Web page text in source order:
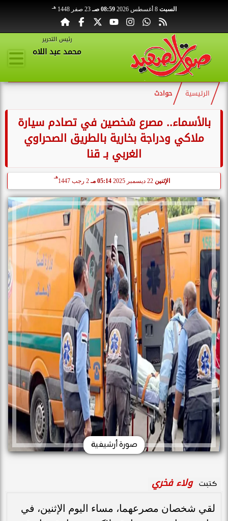
السبت 8 أغسطس 2026 08:59 صـ 23 صفر 1448 هـ
رئيس التحرير
محمد عبد اللاه
الرئيسية حوادث
بالأسماء.. مصرع شخصين في تصادم سيارة
ملاكي ودراجة بخارية بالطريق الصحراوي
الغربي بـ قنا
الإثنين 05:14 مـ 2 رجب 1447
هـ
صورة أرشيفية
كتبت ولاء فخري
لقي شخصان مصرعهما، مساء اليوم الإثنين، في